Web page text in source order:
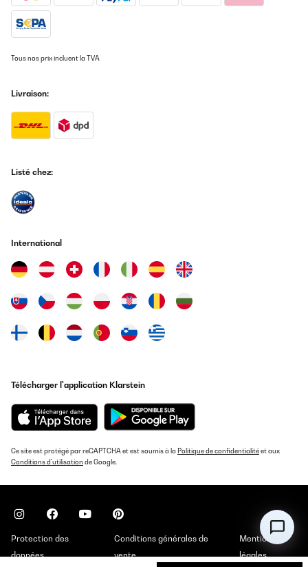
Tous nos prix incluent la TVA
Livraison:
Listé chez:
International
Télécharger l'application Klarstein
Ce site est protégé par reCAPTCHA et est soumis à la Politique de confidentialitéet aux
Conditions d'utilisation de Google.
Protection des
données
Conditions générales de
vente
Mentions
légales